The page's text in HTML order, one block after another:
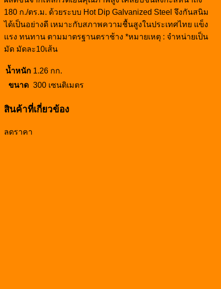
180 ก./ตร.ม. ด้วยระบบ Hot Dip Galvanized Steel จึงกันสนิม
ได้เป็นอย่างดี เหมาะกับสภาพความชื้นสูงในประเทศไทย แข็ง
แรง ทนทาน ตามมาตรฐานตราช้าง *หมายเหตุ : จำหน่ายเป็น
มัด มัดละ10เส้น
น้ำหนัก 1.26 กก.
ขนาด 300 เซนติเมตร
สินค้าที่เกี่ยวข้อง
ลดราคา